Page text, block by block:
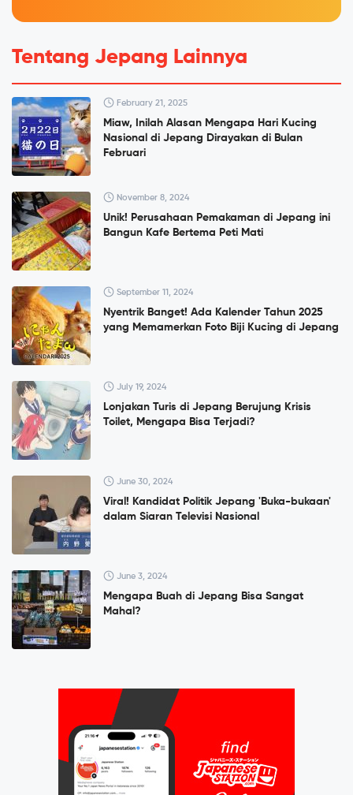
Tentang Jepang Lainnya
February 21, 2025
Miaw, Inilah Alasan Mengapa Hari Kucing
Nasional di Jepang Dirayakan di Bulan
Februari
November 8, 2024
Unik! Perusahaan Pemakaman di Jepang ini
Bangun Kafe Bertema Peti Mati
September 11, 2024
Nyentrik Banget! Ada Kalender Tahun 2025
yang Memamerkan Foto Biji Kucing di Jepang
July 19, 2024
Lonjakan Turis di Jepang Berujung Krisis
Toilet, Mengapa Bisa Terjadi?
June 30, 2024
Viral! Kandidat Politik Jepang 'Buka-bukaan'
dalam Siaran Televisi Nasional
June 3, 2024
Mengapa Buah di Jepang Bisa Sangat
Mahal?